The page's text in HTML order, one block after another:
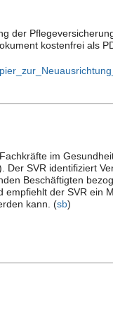
der
kostenfrei als
im
Der SVR identifiziert
Beschäftigten
der SVR ein
kann. (sb)